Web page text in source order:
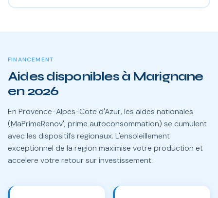
FINANCEMENT
Aides disponibles à Marignane
en 2026
En Provence-Alpes-Cote d'Azur, les aides nationales
(MaPrimeRenov', prime autoconsommation) se cumulent
avec les dispositifs regionaux. L'ensoleillement
exceptionnel de la region maximise votre production et
accelere votre retour sur investissement.